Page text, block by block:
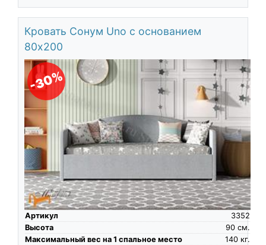
Кровать Сонум Uno с основанием
80х200
-30%
Артикул
3352
Высота
см.
90
Максимальный вес на 1 спальное место
кг.
140